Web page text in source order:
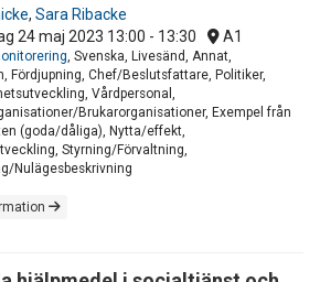
, Sara Ribacke
24 maj 2023 13:00 - 13:30 A1
, Svenska, Livesänd, Annat,
Fördjupning, Chef/Beslutsfattare, Politiker,
Vårdpersonal,
Brukarorganisationer, Exempel från
(goda/dåliga), Nytta/effekt,
Styrning/Förvaltning,
Nulägesbeskrivning